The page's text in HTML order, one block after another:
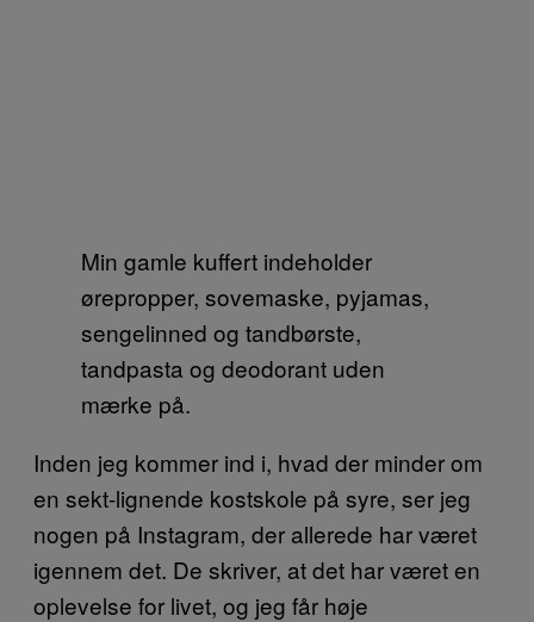
Min gamle kuffert indeholder
ørepropper, sovemaske, pyjamas,
sengelinned og tandbørste,
tandpasta og deodorant uden
mærke på.
Inden jeg kommer ind i, hvad der minder om
en sekt-lignende kostskole på syre, ser jeg
nogen på Instagram, der allerede har været
igennem det. De skriver, at det har været en
oplevelse for livet, og jeg får høje